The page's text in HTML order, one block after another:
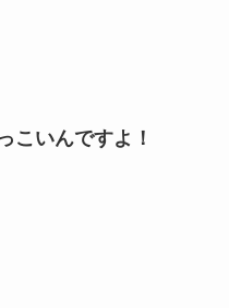
こいんですよ！